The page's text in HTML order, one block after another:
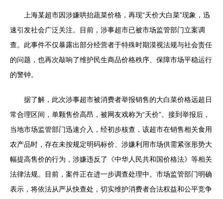
上海某超市因涉嫌哄抬蔬菜价格，再现“天价大白菜”现象，迅
速引发社会广泛关注。目前，涉事超市已被市场监管部门立案调
查。此事件不仅暴露出部分经营者于特殊时期漠视法规与社会责任
的问题，也再次敲响了维护民生商品价格秩序、保障市场平稳运行
的警钟。
据了解，此次涉事超市被消费者举报销售的大白菜价格远超日
常合理区间，单颗售价高昂，被网友戏称为“天价”。接到举报后，
当地市场监管部门迅速介入，经初步核查，该超市在销售相关食用
农产品时，存在未按规定明码标价、涉嫌利用市场供需紧张形势大
幅提高售价的行为，涉嫌违反了《中华人民共和国价格法》等相关
法律法规。目前，案件正在进一步调查处理中。市场监管部门明确
表示，将依法从严从快查处，切实维护消费者合法权益和公平竞争